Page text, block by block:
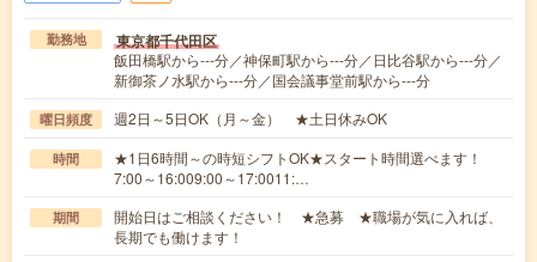
勤務地 東京都千代田区
飯田橋駅から---分／神保町駅から---分／日比谷駅から---分／
新御茶ノ水駅から---分／国会議事堂前駅から---分
曜日頻度 週2日～5日OK（月～金） ★土日休みOK
時間
★1日6時間～の時短シフトOK★スタート時間選べます！
7:00～16:009:00～17:0011:…
期間
開始日はご相談ください！ ★急募 ★職場が気に入れば、
長期でも働けます！